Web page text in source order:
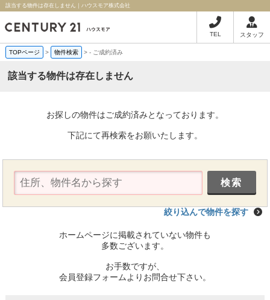
該当する物件は存在しません｜ハウスモア株式会社
TEL スタッフ
TOPページ > 物件検索 >- ご成約済み
該当する物件は存在しません
お探しの物件はご成約済みとなっております。
下記にて再検索をお願いたします。
絞り込んで物件を探す
ホームページに掲載されていない物件も
多数ございます。
お手数ですが、
会員登録フォームよりお問合せ下さい。